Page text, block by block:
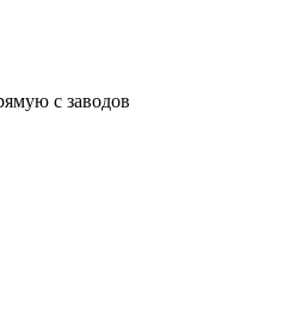
с заводов